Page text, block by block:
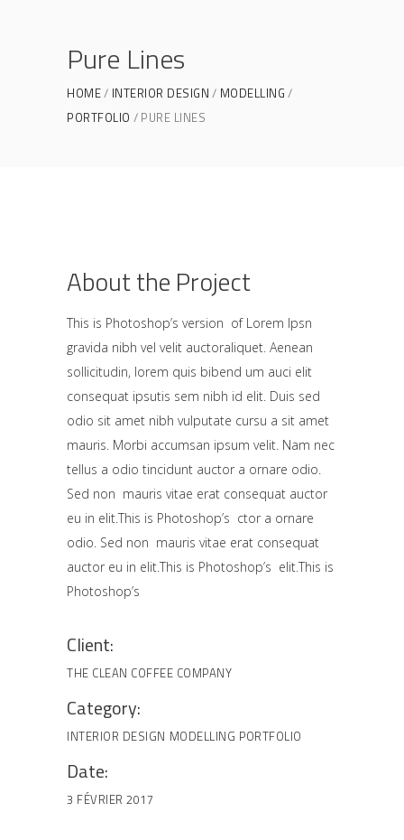
Pure Lines
HOME INTERIOR DESIGN
MODELLING
PORTFOLIO
PURE LINES
About the Project
This is Photoshop’s version of Lorem Ipsn
gravida nibh vel velit auctoraliquet. Aenean
sollicitudin, lorem quis bibend um auci elit
consequat ipsutis sem nibh id elit. Duis sed
odio sit amet nibh vulputate cursu a sit amet
mauris. Morbi accumsan ipsum velit. Nam nec
tellus a odio tincidunt auctor a ornare odio.
Sed non mauris vitae erat consequat auctor
eu in elit.This is Photoshop’s ctor a ornare
odio. Sed non mauris vitae erat consequat
auctor eu in elit.This is Photoshop’s elit.This is
Photoshop’s
Client:
THE CLEAN COFFEE COMPANY
Category:
INTERIOR DESIGN MODELLING PORTFOLIO
Date:
3 FÉVRIER 2017